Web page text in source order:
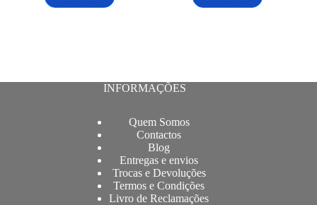
INFORMAÇÕES
Quem Somos
Contactos
Blog
Entregas e envios
Trocas e Devoluções
Termos e Condições
Livro de Reclamações